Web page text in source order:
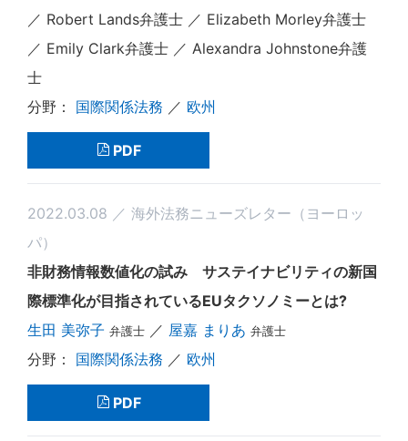
／ Robert Lands弁護士 ／ Elizabeth Morley弁護士
／ Emily Clark弁護士 ／ Alexandra Johnstone弁護
士
国際関係法務 ／ 欧州
PDF
2022.03.08 ／ 海外法務ニューズレター（ヨーロッ
パ）
非財務情報数値化の試み サステイナビリティの新国
際標準化が目指されているEUタクソノミーとは?
生田 美弥子 弁護士 ／ 屋嘉 まりあ 弁護士
国際関係法務 ／ 欧州
PDF